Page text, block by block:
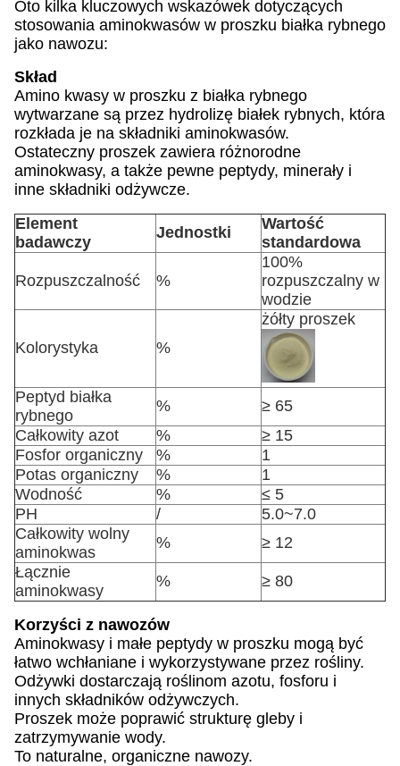
Oto kilka kluczowych wskazówek dotyczących
stosowania aminokwasów w proszku białka rybnego
jako nawozu:
Skład
Amino kwasy w proszku z białka rybnego
wytwarzane są przez hydrolizę białek rybnych, która
rozkłada je na składniki aminokwasów.
Ostateczny proszek zawiera różnorodne
aminokwasy, a także pewne peptydy, minerały i
inne składniki odżywcze.
Element
badawczy
Jednostki
Wartość
standardowa
Rozpuszczalność %
100%
rozpuszczalny w
wodzie
Kolorystyka %
żółty proszek
Peptyd białka
rybnego
%
≥ 65
Całkowity azot
%
≥ 15
Fosfor organiczny
%
1
Potas organiczny
%
1
Wodność
%
≤ 5
PH
/
5.0~7.0
Całkowity wolny
aminokwas
%
≥ 12
Łącznie
aminokwasy
% ≥ 80
Korzyści z nawozów
Aminokwasy i małe peptydy w proszku mogą być
łatwo wchłaniane i wykorzystywane przez rośliny.
Odżywki dostarczają roślinom azotu, fosforu i
innych składników odżywczych.
Proszek może poprawić strukturę gleby i
zatrzymywanie wody.
To naturalne, organiczne nawozy.